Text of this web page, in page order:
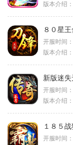
版本介绍：
８０星
开服时间：
版本介绍：
新版迷
开服时间：
版本介绍：
１８５
开服时间：